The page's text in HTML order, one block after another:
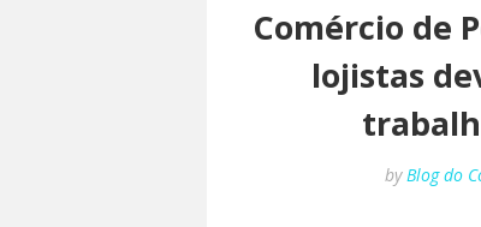
Comércio de
lojistas
by Blog do